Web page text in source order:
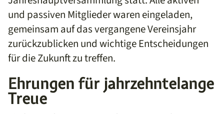
und passiven Mitglieder waren eingeladen,
gemeinsam auf das vergangene Vereinsjahr
zurückzublicken und wichtige Entscheidungen
für die Zukunft zu treffen.
Ehrungen für jahrzehntelange
Treue